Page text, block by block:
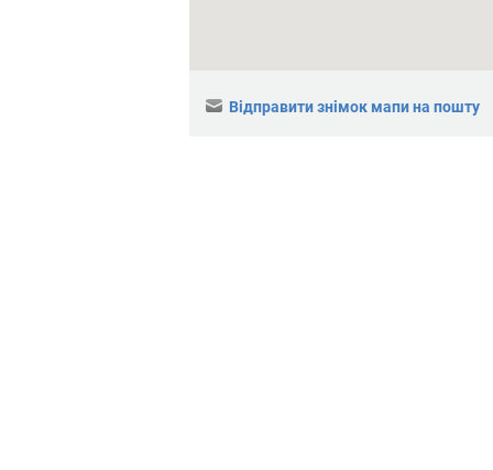
Відправити знімок мапи на пошту